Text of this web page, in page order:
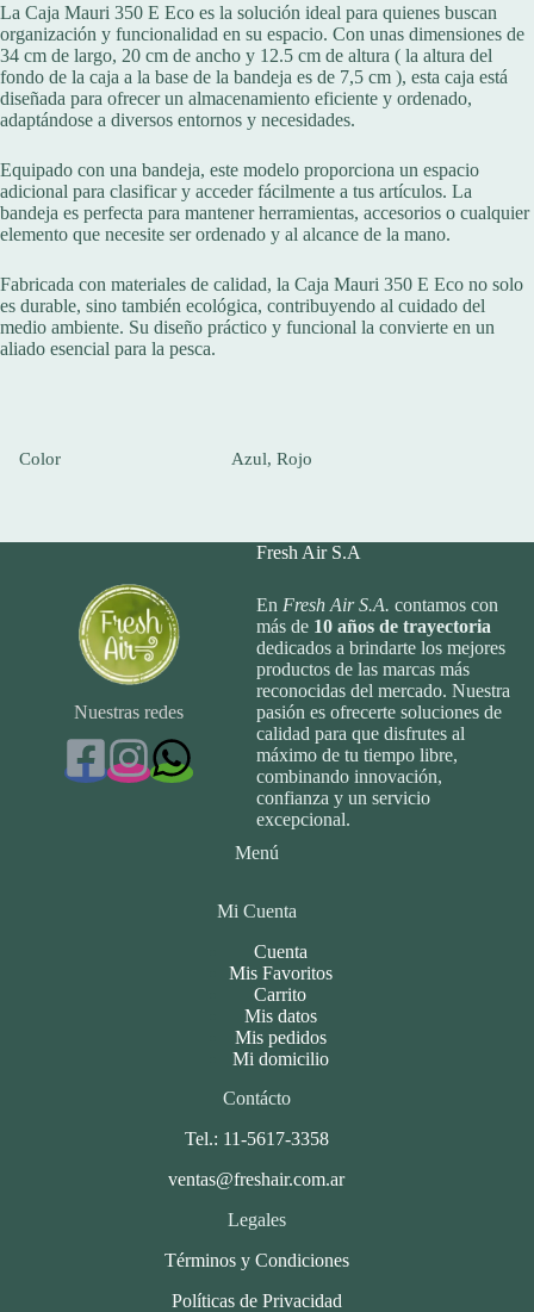
La Caja Mauri 350 E Eco es la solución ideal para quienes buscan
organización y funcionalidad en su espacio. Con unas dimensiones de
34 cm de largo, 20 cm de ancho y 12.5 cm de altura ( la altura del
fondo de la caja a la base de la bandeja es de 7,5 cm ), esta caja está
diseñada para ofrecer un almacenamiento eficiente y ordenado,
adaptándose a diversos entornos y necesidades.
Equipado con una bandeja, este modelo proporciona un espacio
adicional para clasificar y acceder fácilmente a tus artículos. La
bandeja es perfecta para mantener herramientas, accesorios o cualquier
elemento que necesite ser ordenado y al alcance de la mano.
Fabricada con materiales de calidad, la Caja Mauri 350 E Eco no solo
es durable, sino también ecológica, contribuyendo al cuidado del
medio ambiente. Su diseño práctico y funcional la convierte en un
aliado esencial para la pesca.
Color Azul, Rojo
Nuestras redes
Fresh Air S.A
En Fresh Air S.A. contamos con
más de 10 años de trayectoria
dedicados a brindarte los mejores
productos de las marcas más
reconocidas del mercado. Nuestra
pasión es ofrecerte soluciones de
calidad para que disfrutes al
máximo de tu tiempo libre,
combinando innovación,
confianza y un servicio
excepcional.
Menú
Mi Cuenta
Cuenta
Mis Favoritos
Carrito
Mis datos
Mis pedidos
Mi domicilio
Contácto
Tel.: 11-5617-3358
ventas@freshair.com.ar
Legales
Términos y Condiciones
Políticas de Privacidad